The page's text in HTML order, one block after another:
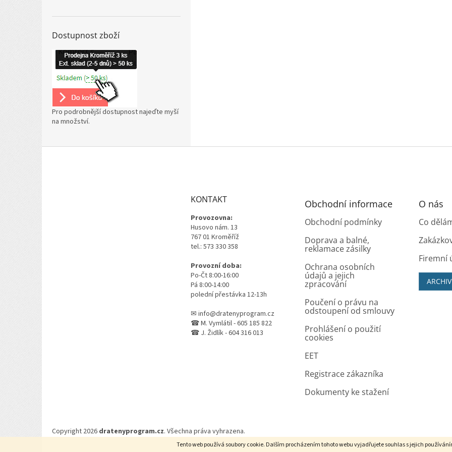
Tento web používá soubory cookie. Dalším procházením tohoto webu vyjadřujete souhlas s jejich
Dostupnost zboží
Pro podrobnější dostupnost najeďte myší
na množství.
KONTAKT
Provozovna:
Husovo nám. 13
767 01 Kroměříž
tel.: 573 330 358
Provozní doba:
Po-Čt 8:00-16:00
Pá 8:00-14:00
polední přestávka 12-13h
✉ info@dratenyprogram.cz
☎ M. Vymlátil - 605 185 822
☎ J. Židlík - 604 316 013
Obchodní informace
Obchodní podmínky
Doprava a balné,
reklamace zásilky
Ochrana osobních
údajů a jejich
zpracování
Poučení o právu na
odstoupení od smlouvy
Prohlášení o použití
cookies
EET
Registrace zákazníka
Dokumenty ke stažení
O nás
Co
Firemní
ARCHIV
Copyright 2026 dratenyprogram.cz. Všechna práva vyhrazena.